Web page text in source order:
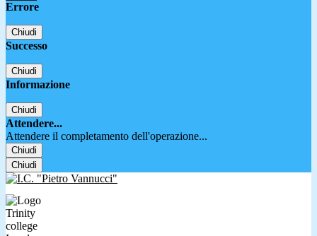
Errore
Chiudi
Successo
Chiudi
Informazione
Chiudi
Attendere...
Attendere il completamento dell'operazione...
Chiudi
Chiudi